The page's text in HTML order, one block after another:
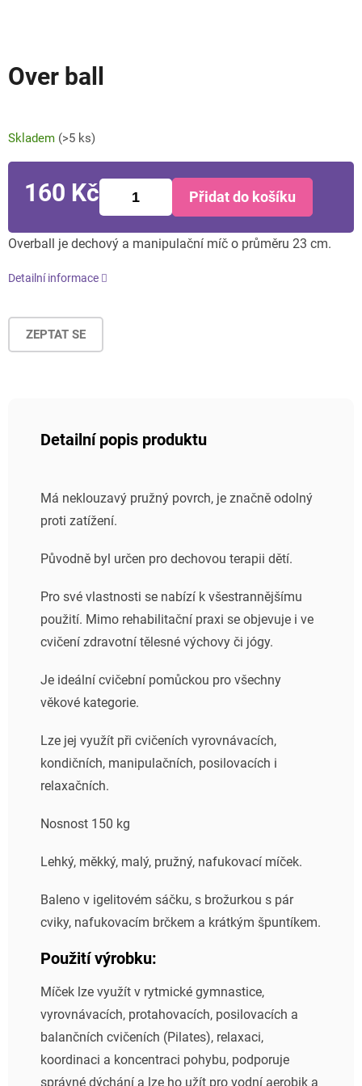
Over ball
Skladem (>5 ks)
160 Kč
cena:
Přidat do košíku
Overball je dechový a manipulační míč o průměru 23 cm.
Detailní informace
ZEPTAT SE
Detailní popis produktu
Má neklouzavý pružný povrch, je značně odolný
proti zatížení.
Původně byl určen pro dechovou terapii dětí.
Pro své vlastnosti se nabízí k všestrannějšímu
použití. Mimo rehabilitační praxi se objevuje i ve
cvičení zdravotní tělesné výchovy či jógy.
Je ideální cvičební pomůckou pro všechny
věkové kategorie.
Lze jej využít při cvičeních vyrovnávacích,
kondičních, manipulačních, posilovacích i
relaxačních.
Nosnost 150 kg
Lehký, měkký, malý, pružný, nafukovací míček.
Baleno v igelitovém sáčku, s brožurkou s pár
cviky, nafukovacím brčkem a krátkým špuntíkem.
Použití výrobku:
Míček lze využít v rytmické gymnastice,
vyrovnávacích, protahovacích, posilovacích a
balančních cvičeních (Pilates), relaxaci,
koordinaci a koncentraci pohybu, podporuje
správné dýchání a lze ho užít pro vodní aerobik a